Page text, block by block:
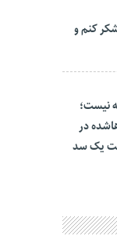
کنم و
نیست؛
در
یک سد